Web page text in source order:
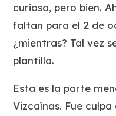
curiosa, pero bien.
faltan para el 2 de
¿mientras? Tal vez
plantilla.
Esta es la parte
Vizcaínas. Fue